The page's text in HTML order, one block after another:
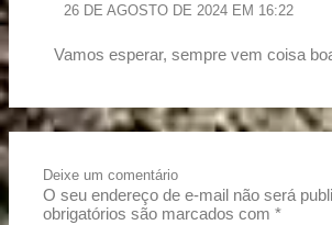
26 DE AGOSTO DE 2024 EM 16:22
Vamos esperar, sempre vem coisa
Deixe um comentário
O seu endereço de e-mail não será
obrigatórios são marcados com*